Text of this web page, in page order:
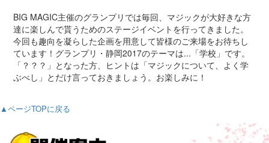
BIG MAGIC主催のグランプリでは毎回、マジックが大好きな方
達に楽しんで貰うためのステージイベントを行ってきました。
今回も趣向を凝らした企画を用意して皆様のご来場をお待ちし
ています！グランプリ・静岡2017のテーマは...「学校」です。
「？？？」となった方、ヒントは「マジックについて、よく学
ぶべし」とだけ言っておきましょう。お楽しみに！
▲ページTOPに戻る